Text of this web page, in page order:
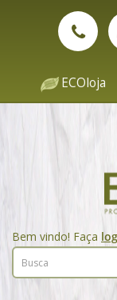
ECOloja
Bem vindo! Faça